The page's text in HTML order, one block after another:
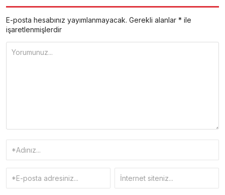
E-posta hesabınız yayımlanmayacak. Gerekli alanlar * ile
işaretlenmişlerdir